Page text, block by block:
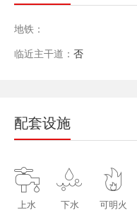
地铁：
临近主干道： 否
配套设施

上水

下水

可明火